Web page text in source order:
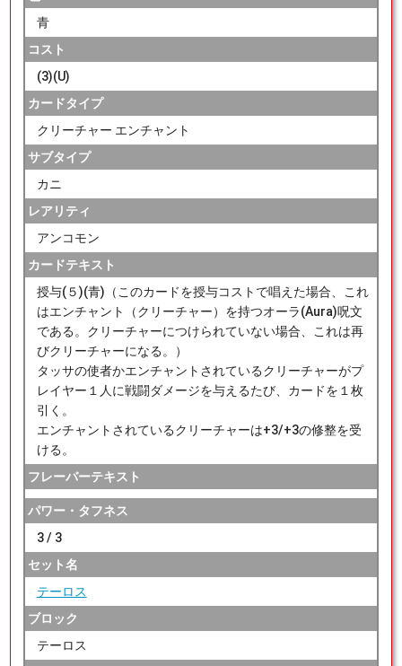
青
コスト
(3)(U)
カードタイプ
クリーチャー エンチャント
サブタイプ
カニ
レアリティ
アンコモン
カードテキスト
授与(５)(青)（このカードを授与コストで唱えた場合、これ
はエンチャント（クリーチャー）を持つオーラ(Aura)呪文
である。クリーチャーにつけられていない場合、これは再
びクリーチャーになる。）
タッサの使者かエンチャントされているクリーチャーがプ
レイヤー１人に戦闘ダメージを与えるたび、カードを１枚
引く。
エンチャントされているクリーチャーは+3/+3の修整を受
ける。
フレーバーテキスト
パワー・タフネス
3 / 3
セット名
テーロス
ブロック
テーロス